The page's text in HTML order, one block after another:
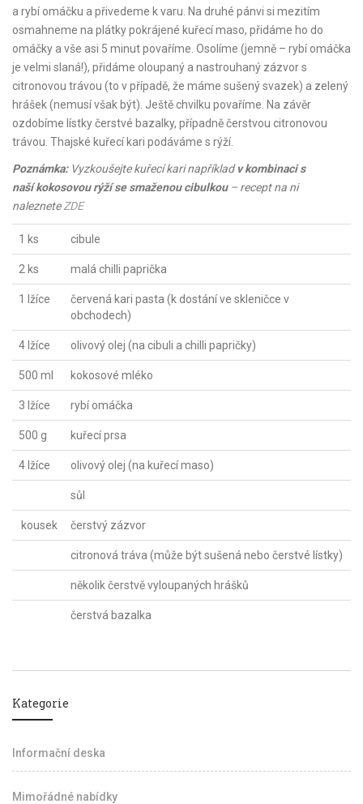
a rybí omáčku a přivedeme k varu. Na druhé pánvi si mezitím
osmahneme na plátky pokrájené kuřecí maso, přidáme ho do
omáčky a vše asi 5 minut povaříme. Osolíme (jemně – rybí omáčka
je velmi slaná!), přidáme oloupaný a nastrouhaný zázvor s
citronovou trávou (to v případě, že máme sušený svazek) a zelený
hrášek (nemusí však být). Ještě chvilku povaříme. Na závěr
ozdobíme lístky čerstvé bazalky, případně čerstvou citronovou
trávou. Thajské kuřecí kari podáváme s rýží.
Poznámka:Vyzkoušejte kuřecí kari napříkladv kombinaci s
naší kokosovou rýží se smaženou cibulkou– recept na ni
nalezneteZDE
1 ks cibule
2 ks malá chilli paprička
1 lžíce
červená kari pasta (k dostání ve skleničce v
obchodech)
4 lžíce olivový olej (na cibuli a chilli papričky)
500 ml kokosové mléko
3 lžíce rybí omáčka
500 g kuřecí prsa
4 lžíce olivový olej (na kuřecí maso)
sůl
kousek čerstvý zázvor
citronová tráva (může být sušená nebo čerstvé lístky)
několik čerstvě vyloupaných hrášků
čerstvá bazalka
Kategorie
Informační deska
Mimořádné nabídky